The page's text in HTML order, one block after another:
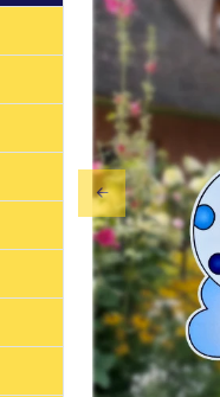
Previous